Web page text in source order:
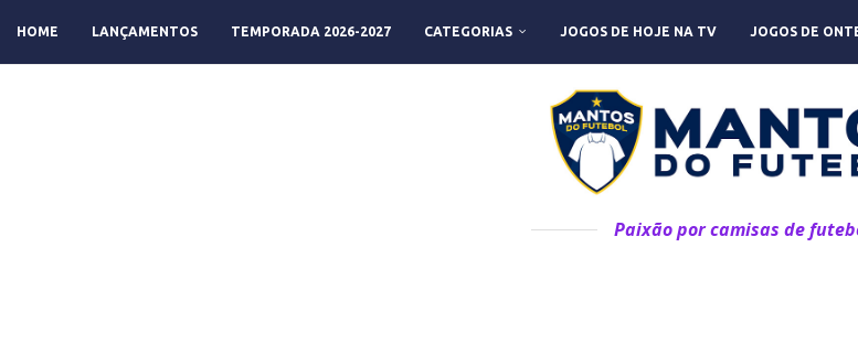
HOME LANÇAMENTOS TEMPORADA 2026-2027 CATEGORIAS JOGOS DE HOJE NA TV JOGOS DE
Paixão por camisas de